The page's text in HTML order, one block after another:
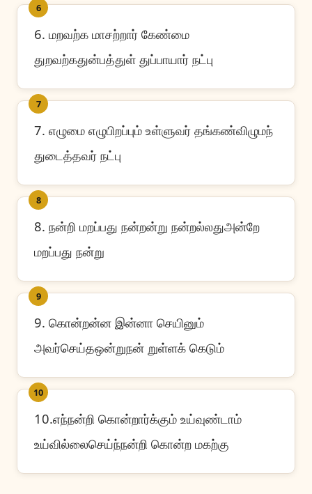
6
6. மறவற்க மாசற்றார் கேண்மை
துறவற்கதுன்பத்துள் துப்பாயார் நட்பு
7
7. எழுமை எழுபிறப்பும் உள்ளுவர் தங்கண்விழுமந்
துடைத்தவர் நட்பு
8
8. நன்றி மறப்பது நன்றன்று நன்றல்லதுஅன்றே
மறப்பது நன்று
9
9. கொன்றன்ன இன்னா செயினும்
அவர்செய்தஒன்றுநன் றுள்ளக் கெடும்
10
10.எந்நன்றி கொன்றார்க்கும் உய்வுண்டாம்
உய்வில்லைசெய்ந்நன்றி கொன்ற மகற்கு